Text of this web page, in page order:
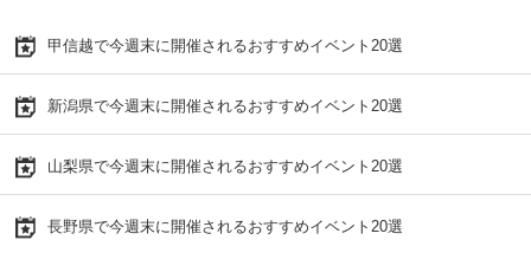
甲信越で今週末に開催されるおすすめイベント20選
新潟県で今週末に開催されるおすすめイベント20選
山梨県で今週末に開催されるおすすめイベント20選
長野県で今週末に開催されるおすすめイベント20選